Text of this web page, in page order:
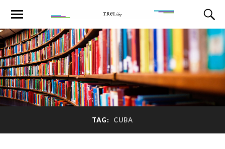
TAG: CUBA